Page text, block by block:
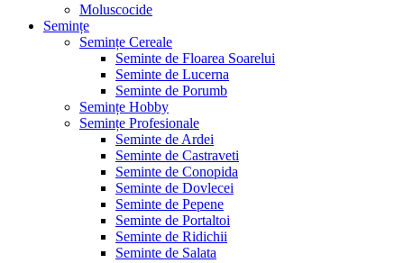
Moluscocide
Semințe
Semințe Cereale
Seminte de Floarea Soarelui
Seminte de Lucerna
Seminte de Porumb
Semințe Hobby
Semințe Profesionale
Seminte de Ardei
Seminte de Castraveti
Seminte de Conopida
Seminte de Dovlecei
Seminte de Pepene
Seminte de Portaltoi
Seminte de Ridichii
Seminte de Salata